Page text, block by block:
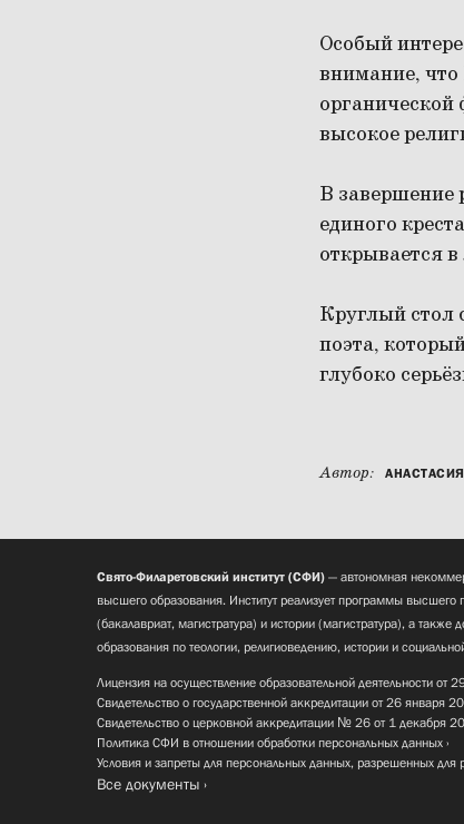
Особый
внимание, что
высокое
В завершение
единого
открывается
Круглый стол
поэта,
глубоко
Автор:
Свято-Филаретовский институт (СФИ) — автономная
высшего образования. Институт реализует программы высшего
(бакалавриат, магистратура) и истории (магистратура), а также
образования по теологии, религиоведению, истории и
Лицензия на осуществление образовательной деятельности от
Свидетельство о государственной аккредитации от 26 января
Свидетельство о церковной аккредитации № 26 от 1 декабря
Политика СФИ в отношении обработки персональных данных
Условия и запреты для персональных данных, разрешенных для
Все документы